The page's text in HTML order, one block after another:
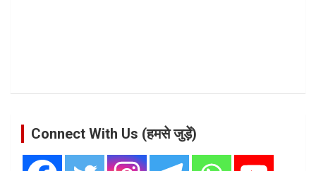
Connect With Us (हमसे जुड़ें)